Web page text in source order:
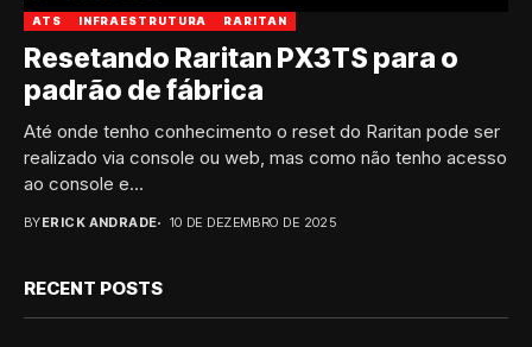
ATS INFRAESTRUTURA RARITAN
Resetando Raritan PX3TS para o
padrão de fábrica
Até onde tenho conhecimento o reset do Raritan pode ser
realizado via console ou web, mas como não tenho acesso
ao console e...
BYERICK ANDRADE 10 DE DEZEMBRO DE 2025
RECENT POSTS